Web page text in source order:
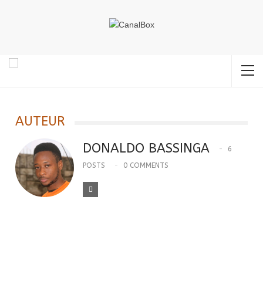
AUTEUR
DONALDO BASSINGA
6
POSTS
0 COMMENTS